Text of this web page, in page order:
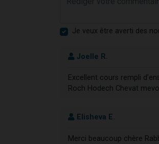
Je veux être averti des
Joelle R.
Excellent cours rempli
Roch Hodech Chevat
Elisheva E.
Merci beaucoup chère